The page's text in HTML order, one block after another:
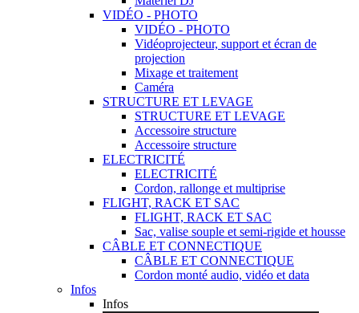
VIDÉO - PHOTO
VIDÉO - PHOTO
Vidéoprojecteur, support et écran de
projection
Mixage et traitement
Caméra
STRUCTURE ET LEVAGE
STRUCTURE ET LEVAGE
Accessoire structure
Accessoire structure
ELECTRICITÉ
ELECTRICITÉ
Cordon, rallonge et multiprise
FLIGHT, RACK ET SAC
FLIGHT, RACK ET SAC
Sac, valise souple et semi-rigide et housse
CÂBLE ET CONNECTIQUE
CÂBLE ET CONNECTIQUE
Cordon monté audio, vidéo et data
Infos
Infos